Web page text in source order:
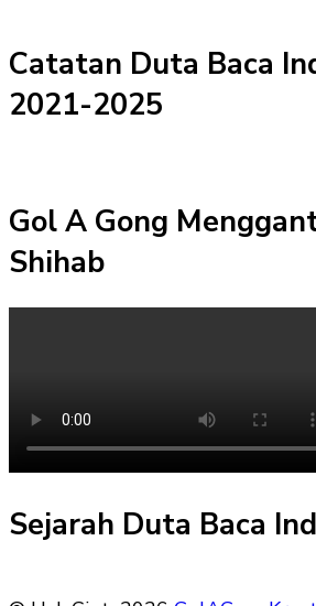
Catatan Duta Baca
2021-2025
Gol A Gong
Shihab
Sejarah Duta Baca